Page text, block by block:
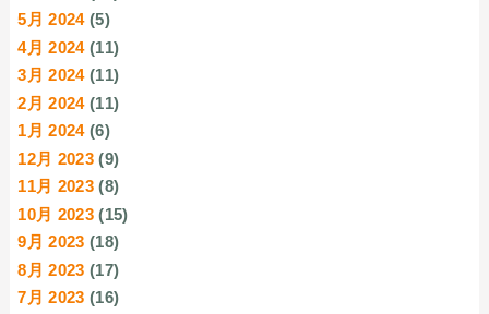
5月 2024(5)
4月 2024(11)
3月 2024(11)
2月 2024(11)
1月 2024(6)
12月 2023 (9)
11月 2023 (8)
10月 2023 (15)
9月 2023 (18)
8月 2023 (17)
7月 2023 (16)